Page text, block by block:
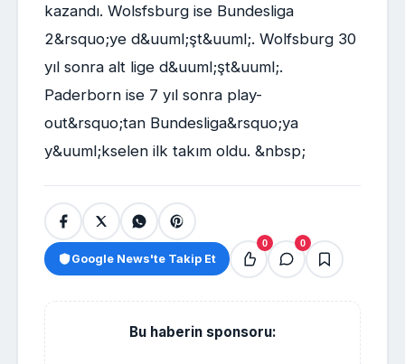
kazandı. Wolsfsburg ise Bundesliga
2&rsquo;ye d&uuml;şt&uuml;. Wolfsburg 30
yıl sonra alt lige d&uuml;şt&uuml;.
Paderborn ise 7 yıl sonra play-
out&rsquo;tan Bundesliga&rsquo;ya
y&uuml;kselen ilk takım oldu. &nbsp;
Google News'te Takip Et
0 0
Bu haberin sponsoru: